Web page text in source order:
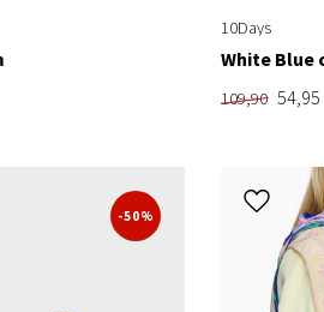
10Days
White Blue
109,90 54,95
-50%